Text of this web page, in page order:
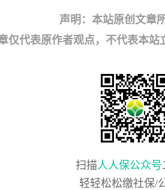
声明：本站原创文章
仅代表原作者观点，不代表本
扫描人人保公众号
轻轻松松缴社保/